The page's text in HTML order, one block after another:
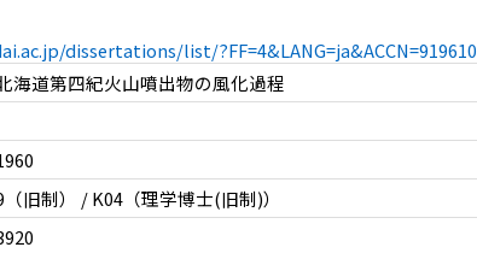
dissertations/list/
海道第四紀火山噴出物の風化過程
（旧制） / K04（理学博士(旧制)）